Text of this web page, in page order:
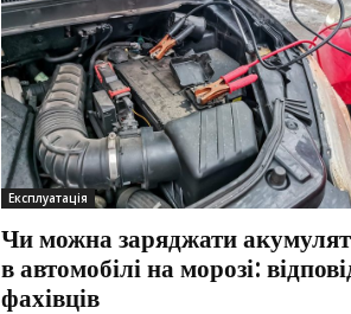
Експлуатація
Чи можна заряджати
в автомобілі на морозі:
фахівців